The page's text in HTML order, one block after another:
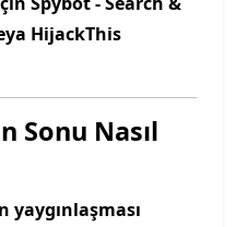
HijackThis
Sonu Nasıl